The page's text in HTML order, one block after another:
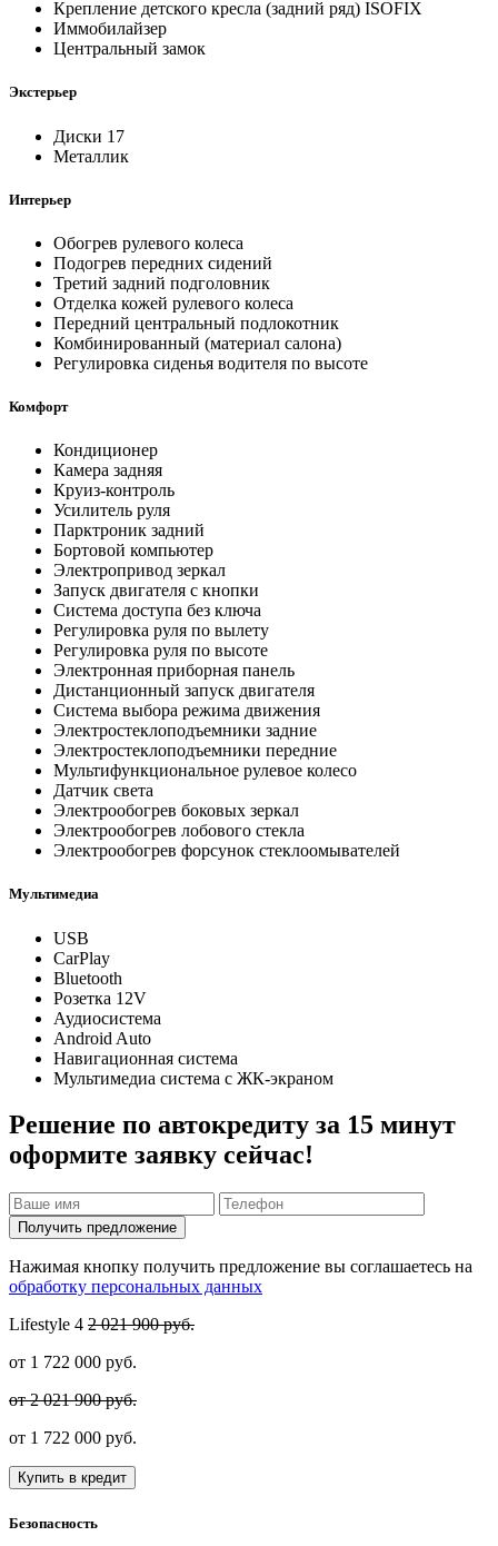
Крепление детского кресла (задний ряд) ISOFIX
Иммобилайзер
Центральный замок
Экстерьер
Диски 17
Металлик
Интерьер
Обогрев рулевого колеса
Подогрев передних сидений
Третий задний подголовник
Отделка кожей рулевого колеса
Передний центральный подлокотник
Комбинированный (материал салона)
Регулировка сиденья водителя по высоте
Комфорт
Кондиционер
Камера задняя
Круиз-контроль
Усилитель руля
Парктроник задний
Бортовой компьютер
Электропривод зеркал
Запуск двигателя с кнопки
Система доступа без ключа
Регулировка руля по вылету
Регулировка руля по высоте
Электронная приборная панель
Дистанционный запуск двигателя
Система выбора режима движения
Электростеклоподъемники задние
Электростеклоподъемники передние
Мультифункциональное рулевое колесо
Датчик света
Электрообогрев боковых зеркал
Электрообогрев лобового стекла
Электрообогрев форсунок стеклоомывателей
Мультимедиа
USB
CarPlay
Bluetooth
Розетка 12V
Аудиосистема
Android Auto
Навигационная система
Мультимедиа система с ЖК-экраном
Решение по автокредиту за 15 минут
оформите заявку сейчас!
Получить предложение
Нажимая кнопку получить предложение вы соглашаетесь на
обработку персональных данных
Lifestyle 4 2 021 900 руб.
от 1 722 000 руб.
от 2 021 900 руб.
от 1 722 000 руб.
Купить в кредит
Безопасность